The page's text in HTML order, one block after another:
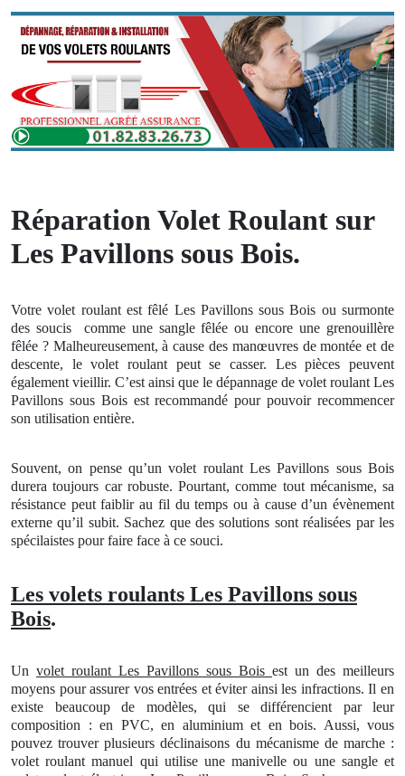
Réparation Volet Roulant sur
Les Pavillons sous Bois.
Votre volet roulant est fêlé Les Pavillons sous Bois ou surmonte
des soucis
comme une sangle fêlée ou encore une grenouillère
fêlée ? Malheureusement, à cause des manœuvres de montée et de
descente, le volet roulant peut se casser. Les pièces peuvent
également vieillir. C’est ainsi que le dépannage de volet roulant Les
Pavillons sous Bois est recommandé pour pouvoir recommencer
son utilisation entière.
Souvent, on pense qu’un volet roulant Les Pavillons sous Bois
durera toujours car robuste. Pourtant, comme tout mécanisme, sa
résistance peut faiblir au fil du temps ou à cause d’un évènement
externe qu’il subit. Sachez que des solutions sont réalisées par les
spécilaistes pour faire face à ce souci.
Les volets roulants Les Pavillons sous
Bois.
Un volet roulant Les Pavillons sous Bois est un des meilleurs
moyens pour assurer vos entrées et éviter ainsi les infractions. Il en
existe beaucoup de modèles, qui se différencient par leur
composition : en PVC, en aluminium et en bois. Aussi, vous
pouvez trouver plusieurs déclinaisons du mécanisme de marche :
volet roulant manuel qui utilise une manivelle ou une sangle et